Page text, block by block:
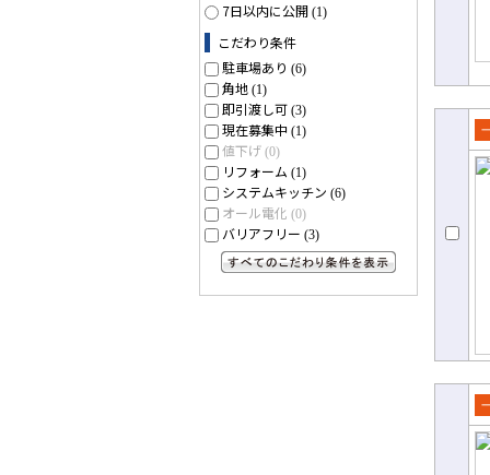
7日以内に公開 (1)
こだわり条件
駐車場あり (6)
角地 (1)
即引渡し可 (3)
現在募集中 (1)
値下げ (0)
リフォーム (1)
システムキッチン (6)
オール電化 (0)
バリアフリー (3)
て
て